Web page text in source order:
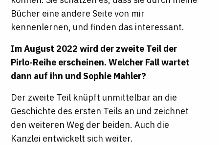
Bücher eine andere Seite von mir
kennenlernen, und finden das interessant.
Im August 2022 wird der zweite Teil der
Pirlo-Reihe erscheinen. Welcher Fall wartet
dann auf ihn und Sophie Mahler?
Der zweite Teil knüpft unmittelbar an die
Geschichte des ersten Teils an und zeichnet
den weiteren Weg der beiden. Auch die
Kanzlei entwickelt sich weiter.